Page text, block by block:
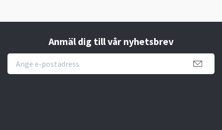
Anmäl dig till vår nyhetsbrev